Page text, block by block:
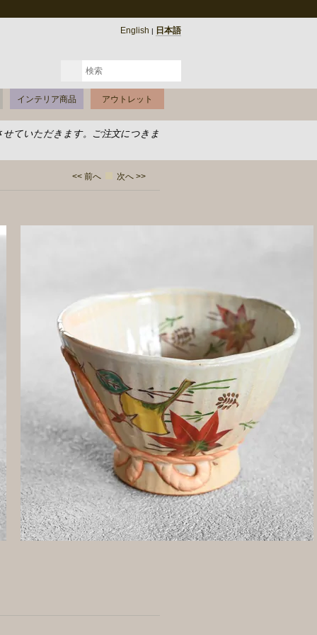
English | 日本語
インテリア商品 アウトレット
せていただきます。ご注文につきま
<< 前へ 次へ >>